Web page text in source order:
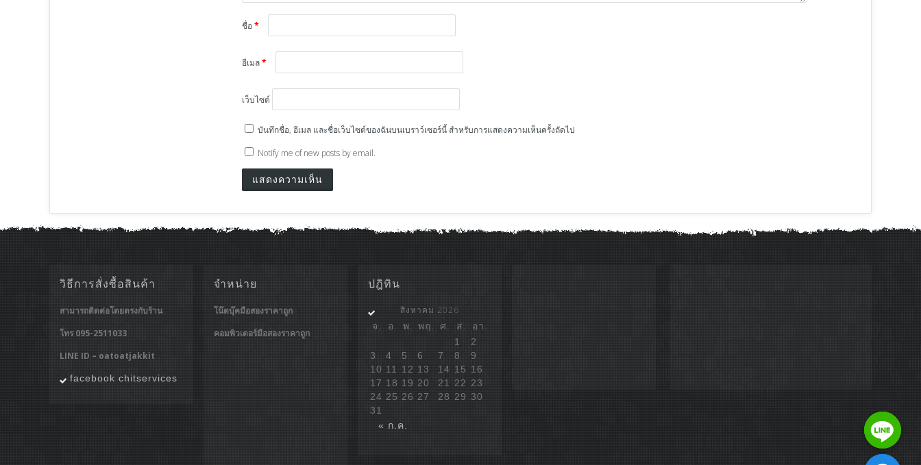
ชื่อ*
อีเมล*
เว็บไซต์
บันทึกชื่อ, อีเมล และชื่อเว็บไซต์ของฉันบนเบราว์เซอร์นี้ สำหรับการแสดงความเห็นครั้งถัดไป
Notify me of new posts by email.
วิธีการสั่งซื้อสินค้า
สามารถติดต่อโดยตรงกับร้าน
โทร 095-2511033
LINE ID – oatoatjakkit
facebook chitservices
จำหน่าย
โน๊ตบุ๊คมือสองราคาถูก
คอมพิวเตอร์มือสองราคาถูก
ปฎิทิน
สิงหาคม 2026
จ. อ. พ. พฤ. ศ. ส.
อา.
1
2
3
4 5 6 7 8
9
10 11 12 13 14 15 16
17 18 19 20 21 22 23
24 25 26 27 28 29 30
31
« ก.ค.